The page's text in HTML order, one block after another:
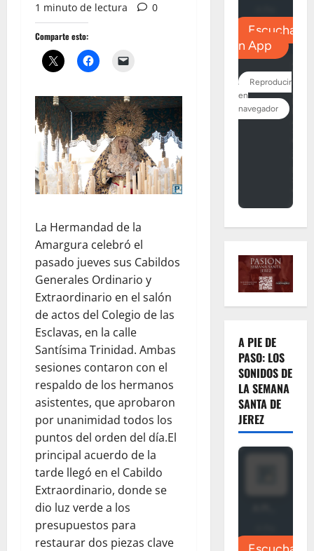
1 minuto de lectura
0
Comparte esto:
La Hermandad de la
Amargura celebró el
pasado jueves sus Cabildos
Generales Ordinario y
Extraordinario en el salón
de actos del Colegio de las
Esclavas, en la calle
Santísima Trinidad. Ambas
sesiones contaron con el
respaldo de los hermanos
asistentes, que aprobaron
por unanimidad todos los
puntos del orden del día.El
principal acuerdo de la
tarde llegó en el Cabildo
Extraordinario, donde se
dio luz verde a los
presupuestos para
restaurar dos piezas clave
A PIE DE
PASO: LOS
SONIDOS DE
LA SEMANA
SANTA DE
JEREZ